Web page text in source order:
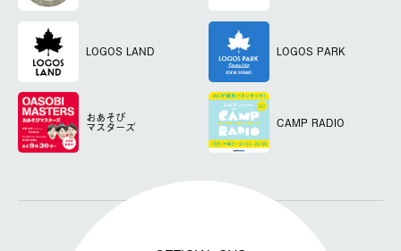
LOGOS LAND LOGOS PARK
おあそび
マスターズ CAMP RADIO